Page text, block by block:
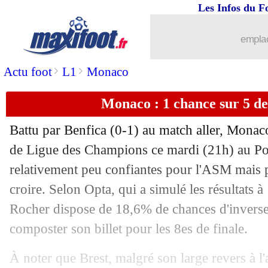
Actu foot> L1 > Monaco
Les Infos du
Monaco : 1 chance sur 5
Battu par Benfica (0-1) au match aller,
de Ligue des Champions ce mardi (21h) au
relativement peu confiantes pour l'ASM mais
croire. Selon Opta, qui a simulé les résultats
Rocher dispose de 18,6% de chances
composter son billet pour les 8es de finale.
À noter que Brest, malgré son large revers à
Auxerre : Agouzoul prêté en
18/02 PSG: Enrique patient avec
18/02 Aston Villa: Kamara out pour les 8es
18/02 Real: Riolo dézingue Vinicius Jr !
18/02 L1 : un match arbitré vaudrait 3 124 €
18/02 PSG: Brest, un "match piège" pour
18/02 : Fabian Ruiz note les progrès